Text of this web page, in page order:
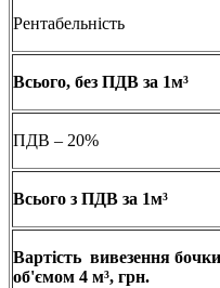
Рентабельність
Всього, без ПДВ за 1м³
ПДВ – 20%
Всього з ПДВ за 1м³
Вартість вивезення бочки
об'ємом 4 м³, грн.